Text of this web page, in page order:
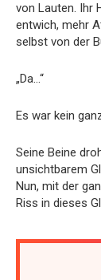
von Lauten. Ihr
entwich, mehr
selbst von der
„Da…“
Es war kein
Seine Beine
unsichtbarem
Nun, mit der
Riss in dieses